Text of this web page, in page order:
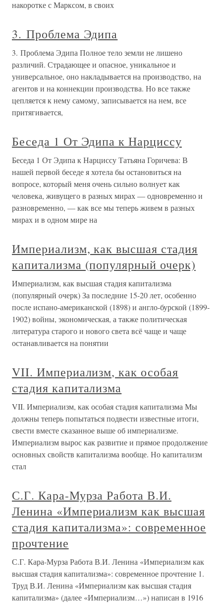
накоротке с Марксом, в своих
3. Проблема Эдипа
3. Проблема Эдипа Полное тело земли не лишено
различий. Страдающее и опасное, уникальное и
универсальное, оно накладывается на производство, на
агентов и на коннекции производства. Но все также
цепляется к нему самому, записывается на нем, все
притягивается,
Беседа 1 От Эдипа к Нарциссу
Беседа 1 От Эдипа к Нарциссу Татьяна Горичева: В
нашей первой беседе я хотела бы остановиться на
вопросе, который меня очень сильно волнует как
человека, живущего в разных мирах — одновременно и
разновременно, — как все мы теперь живем в разных
мирах и в одном мире на
Империализм, как высшая стадия
капитализма (популярный очерк)
Империализм, как высшая стадия капитализма
(популярный очерк) За последние 15-20 лет, особенно
после испано-американской (1898) и англо-бурской (1899-
1902) войны, экономическая, а также политическая
литература старого и нового света всё чаще и чаще
останавливается на понятии
VII. Империализм, как особая
стадия капитализма
VII. Империализм, как особая стадия капитализма Мы
должны теперь попытаться подвести известные итоги,
свести вместе сказанное выше об империализме.
Империализм вырос как развитие и прямое продолжение
основных свойств капитализма вообще. Но капитализм
стал
С.Г. Кара-Мурза Работа В.И.
Ленина «Империализм как высшая
стадия капитализма»: современное
прочтение
С.Г. Кара-Мурза Работа В.И. Ленина «Империализм как
высшая стадия капитализма»: современное прочтение 1.
Труд В.И. Ленина «Империализм как высшая стадия
капитализма» (далее «Империализм…») написан в 1916